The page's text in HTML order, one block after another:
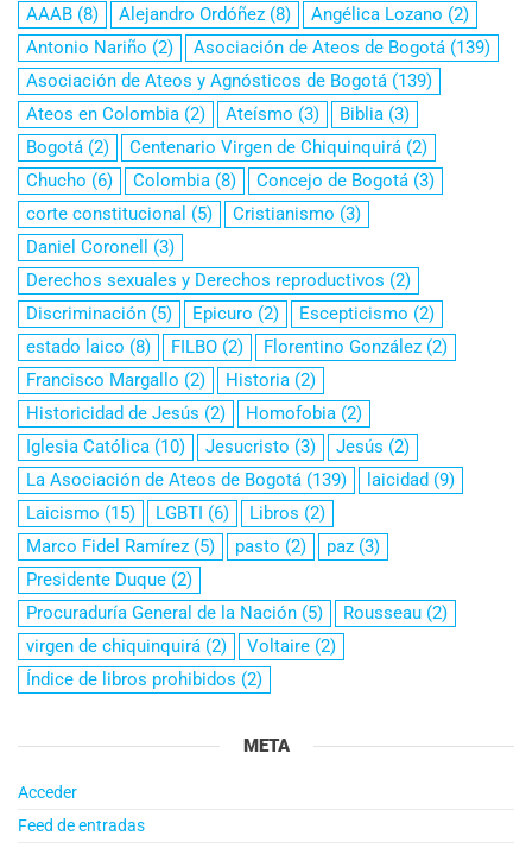
AAAB (8) Alejandro Ordóñez (8) Angélica Lozano (2)
Antonio Nariño (2) Asociación de Ateos de Bogotá (139)
Asociación de Ateos y Agnósticos de Bogotá (139)
Ateos en Colombia (2) Ateísmo (3) Biblia (3)
Bogotá (2) Centenario Virgen de Chiquinquirá (2)
Chucho (6) Colombia (8) Concejo de Bogotá (3)
corte constitucional (5) Cristianismo (3)
Daniel Coronell
(3)
Derechos sexuales y Derechos reproductivos (2)
Discriminación (5) Epicuro (2) Escepticismo (2)
estado laico (8) FILBO (2) Florentino González (2)
Francisco Margallo (2) Historia (2)
Historicidad de Jesús (2) Homofobia (2)
Iglesia Católica (10) Jesucristo (3) Jesús (2)
La Asociación de Ateos de Bogotá (139) laicidad (9)
Laicismo (15) LGBTI (6) Libros (2)
Marco Fidel Ramírez (5) pasto (2) paz (3)
Presidente Duque (2)
Procuraduría General de la Nación (5) Rousseau (2)
virgen de chiquinquirá (2) Voltaire (2)
Índice de libros prohibidos (2)
META
Acceder
Feed de entradas